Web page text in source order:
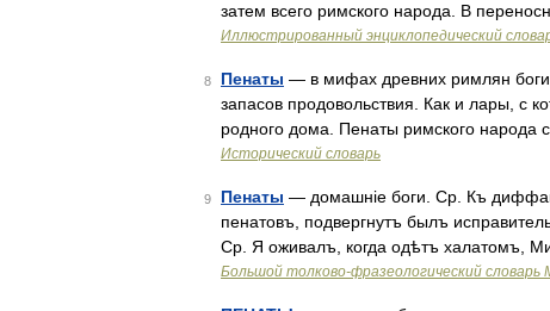
затем всего римского народа. В
Иллюстрированный энциклопедический
8 Пенаты — в мифах древних римлян боги
запасов продовольствия. Как и лары, с
родного дома. Пенаты римского народа
Исторический словарь
9 Пенаты — домашніе боги. Ср. Къ
пенатовъ, подвергнутъ былъ
Ср. Я оживалъ, когда одѣтъ халатомъ,
Большой толково-фразеологический